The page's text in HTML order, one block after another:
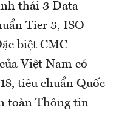
thái 3 Data
Tier 3, ISO
biệt CMC
Việt Nam có
tiêu chuẩn Quốc
toàn Thông tin